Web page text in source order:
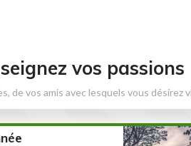
vos passions
de vos amis avec lesquels vous